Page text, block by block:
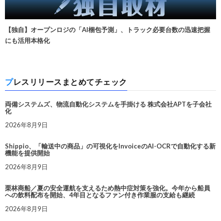
【独自】オープンロジの「AI梱包予測」、トラック必要台数の迅速把握
にも活用本格化
プレスリリースまとめてチェック
両備システムズ、物流自動化システムを手掛ける 株式会社APTを子会社
化
2026年8月9日
Shippio、「輸送中の商品」の可視化をInvoiceのAI-OCRで自動化する新
機能を提供開始
2026年8月9日
栗林商船／夏の安全運航を支えるため熱中症対策を強化。今年から船員
への飲料配布を開始、4年目となるファン付き作業服の支給も継続
2026年8月9日